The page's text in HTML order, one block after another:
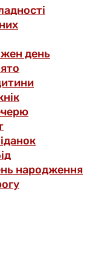
день
народження